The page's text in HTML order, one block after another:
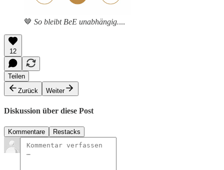
🤎 So bleibt BeE unabhängig....
12
Teilen
Zurück
Weiter
Diskussion über diese Post
Kommentare Restacks